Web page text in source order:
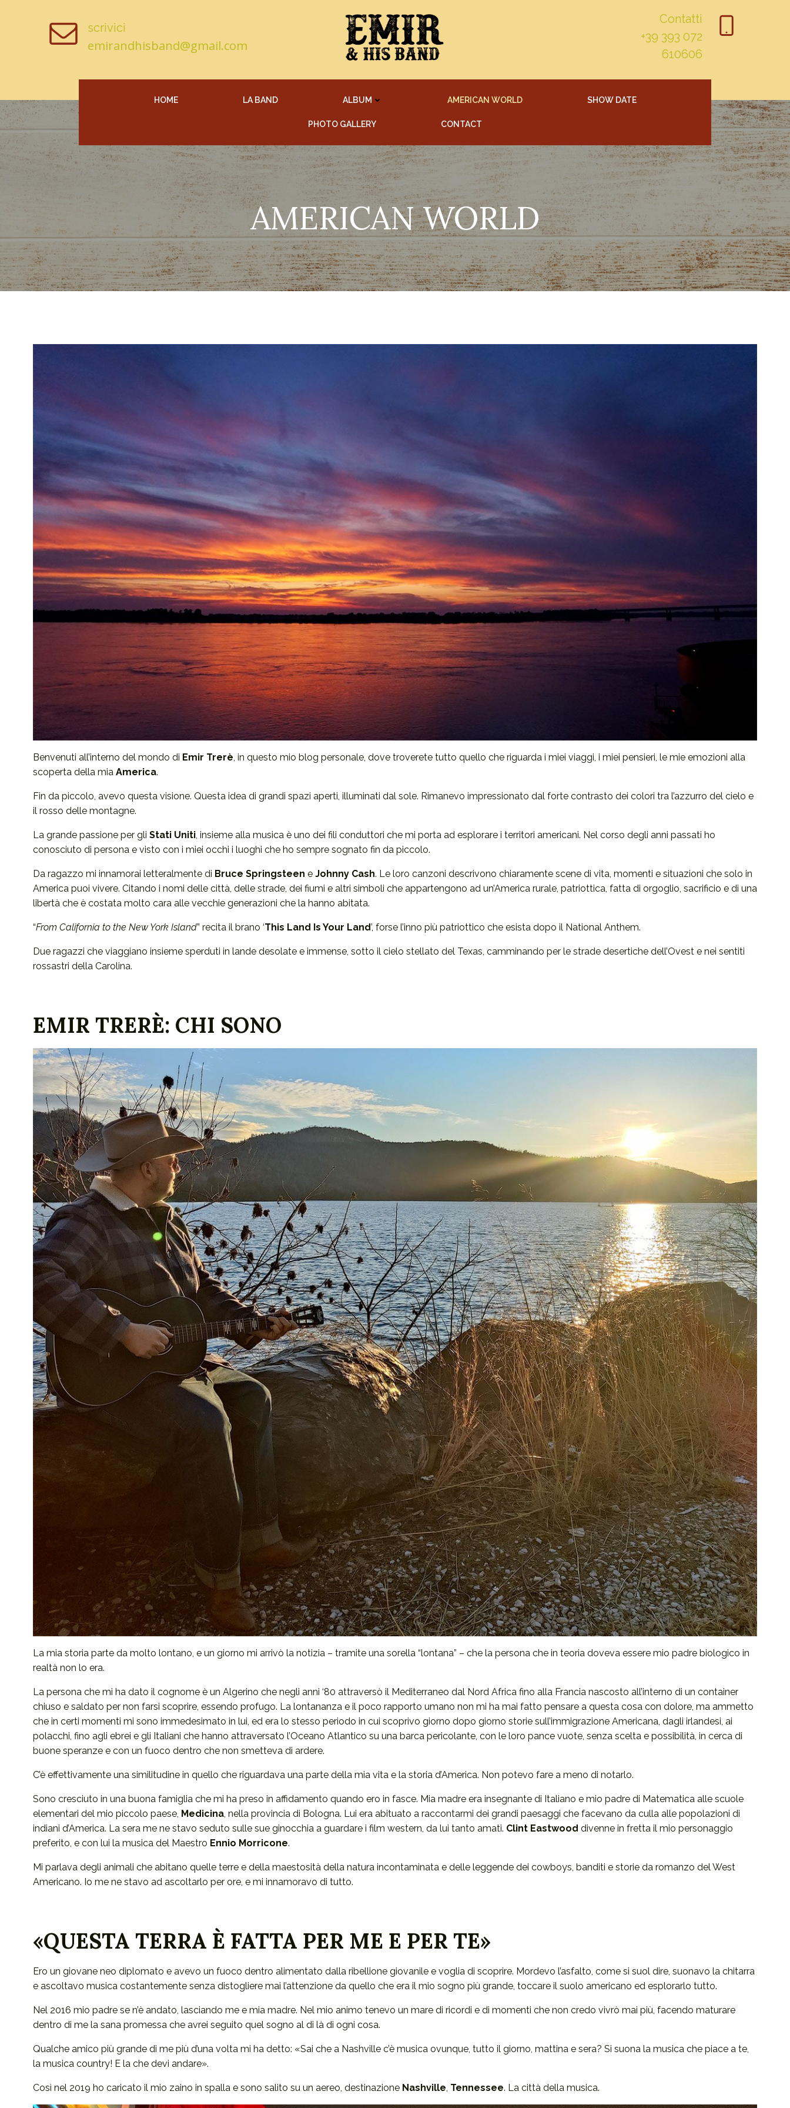
scrivici
emirandhisband@gmail.com
Contatti
+39 393 072
610606
HOME LA BAND ALBUM AMERICAN WORLD SHOW DATE
PHOTO GALLERY CONTACT
AMERICAN WORLD
Benvenuti all’interno del mondo di Emir Trerè , in questo mio blog personale, dove troverete tutto quello che riguarda i miei viaggi, i miei pensieri, le mie emozioni alla
scoperta della mia America.
Fin da piccolo, avevo questa visione. Questa idea di grandi spazi aperti, illuminati dal sole. Rimanevo impressionato dal forte contrasto dei colori tra l’azzurro del cielo e
il rosso delle montagne.
La grande passione per gli Stati Uniti , insieme alla musica è uno dei fili conduttori che mi porta ad esplorare i territori americani. Nel corso degli anni passati ho
conosciuto di persona e visto con i miei occhi i luoghi che ho sempre sognato fin da piccolo.
Da ragazzo mi innamorai letteralmente di Bruce Springsteen e Johnny Cash. Le loro canzoni descrivono chiaramente scene di vita, momenti e situazioni che solo in
America puoi vivere. Citando i nomi delle città, delle strade, dei fiumi e altri simboli che appartengono ad un’America rurale, patriottica, fatta di orgoglio, sacrificio e di una
libertà che è costata molto cara alle vecchie generazioni che la hanno abitata.
“From California to the New York Island” recita il brano ‘This Land Is Your Land’, forse l’inno più patriottico che esista dopo il National Anthem.
Due ragazzi che viaggiano insieme sperduti in lande desolate e immense, sotto il cielo stellato del Texas, camminando per le strade desertiche dell’Ovest e nei sentiti
rossastri della Carolina.
EMIR TRERÈ: CHI SONO
La mia storia parte da molto lontano, e un giorno mi arrivò la notizia – tramite una sorella “lontana” – che la persona che in teoria doveva essere mio padre biologico in
realtà non lo era.
La persona che mi ha dato il cognome è un Algerino che negli anni ‘80 attraversò il Mediterraneo dal Nord Africa fino alla Francia nascosto all’interno di un container
chiuso e saldato per non farsi scoprire, essendo profugo. La lontananza e il poco rapporto umano non mi ha mai fatto pensare a questa cosa con dolore, ma ammetto
che in certi momenti mi sono immedesimato in lui, ed era lo stesso periodo in cui scoprivo giorno dopo giorno storie sull’immigrazione Americana, dagli irlandesi, ai
polacchi, fino agli ebrei e gli Italiani che hanno attraversato l’Oceano Atlantico su una barca pericolante, con le loro pance vuote, senza scelta e possibilità, in cerca di
buone speranze e con un fuoco dentro che non smetteva di ardere.
C’è effettivamente una similitudine in quello che riguardava una parte della mia vita e la storia d’America. Non potevo fare a meno di notarlo.
Sono cresciuto in una buona famiglia che mi ha preso in affidamento quando ero in fasce. Mia madre era insegnante di Italiano e mio padre di Matematica alle scuole
elementari del mio piccolo paese, Medicina , nella provincia di Bologna. Lui era abituato a raccontarmi dei grandi paesaggi che facevano da culla alle popolazioni di
indiani d’America. La sera me ne stavo seduto sulle sue ginocchia a guardare i film western, da lui tanto amati. Clint Eastwood divenne in fretta il mio personaggio
preferito, e con lui la musica del Maestro Ennio Morricone.
Mi parlava degli animali che abitano quelle terre e della maestosità della natura incontaminata e delle leggende dei cowboys, banditi e storie da romanzo del West
Americano. Io me ne stavo ad ascoltarlo per ore, e mi innamoravo di tutto.
«QUESTA TERRA È FATTA PER ME E PER TE»
Ero un giovane neo diplomato e avevo un fuoco dentro alimentato dalla ribellione giovanile e voglia di scoprire. Mordevo l’asfalto, come si suol dire, suonavo la chitarra
e ascoltavo musica costantemente senza distogliere mai l’attenzione da quello che era il mio sogno più grande, toccare il suolo americano ed esplorarlo tutto.
Nel 2016 mio padre se n’è andato, lasciando me e mia madre. Nel mio animo tenevo un mare di ricordi e di momenti che non credo vivrò mai più, facendo maturare
dentro di me la sana promessa che avrei seguito quel sogno al di là di ogni cosa.
Qualche amico più grande di me più d’una volta mi ha detto: «Sai che a Nashville c’è musica ovunque, tutto il giorno, mattina e sera? Si suona la musica che piace a te,
la musica country! E la che devi andare».
Così nel 2019 ho caricato il mio zaino in spalla e sono salito su un aereo, destinazione Nashville Tennessee. La città della musica.